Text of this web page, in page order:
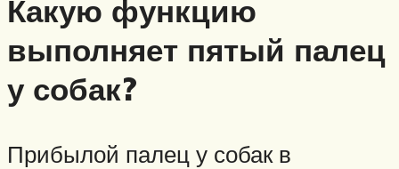
Какую функцию
выполняет пятый палец
у собак?
Прибылой палец у собак в